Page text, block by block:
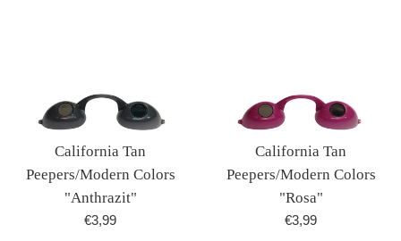
California Tan
Peepers/Modern Colors
"Anthrazit"
Normaler
€3,99
California Tan
Peepers/Modern Colors
"Rosa"
Normaler
€3,99